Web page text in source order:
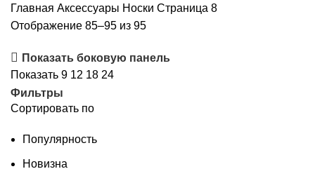
Главная Аксессуары Носки Страница 8
Отображение 85–95 из 95Сортировка:
недавние
Показать боковую панель
Показать 9 12 18 24
Фильтры
Сортировать по
Популярность
Новизна